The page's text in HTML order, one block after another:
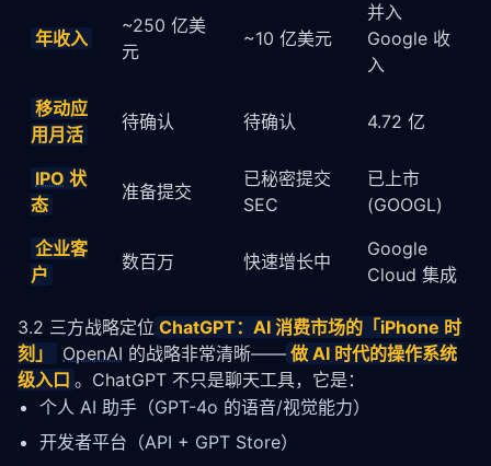
年收入
~250 亿美
元
~10 亿美元
并入
Google 收
入
移动应
用月活
待确认 待确认 4.72 亿
IPO 状
态
准备提交
已秘密提交
SEC
已上市
(GOOGL)
企业客
户
数百万 快速增长中
Google
Cloud 集成
3.2 三方战略定位 ChatGPT：AI 消费市场的「iPhone 时
刻」
OpenAI 的战略非常清晰—— 做 AI 时代的操作系统
级入口 。ChatGPT 不只是聊天工具，它是：
个人 AI 助手（GPT-4o 的语音/视觉能力）
开发者平台（API + GPT Store）